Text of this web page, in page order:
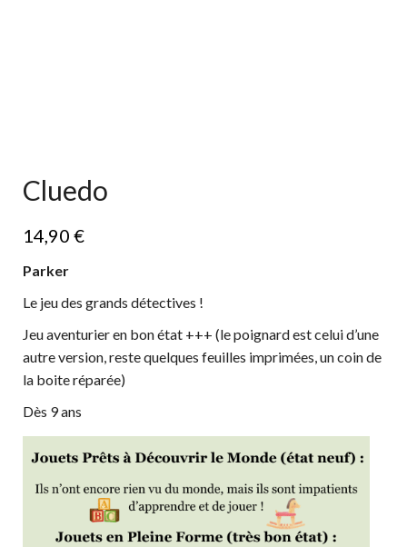
Cluedo
14,90 €
Parker
Le jeu des grands détectives !
Jeu aventurier en bon état +++ (le poignard est celui d’une
autre version, reste quelques feuilles imprimées, un coin de
la boite réparée)
Dès 9 ans